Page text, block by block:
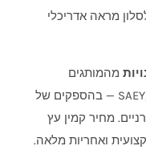
מראה אדריכלי
מהמותגים
המובילים — SAEY, Nestor Martin, Flamen — בהספקים של
מחיר קמין עץ
התקנה מקצועית ואחריות מלאה.